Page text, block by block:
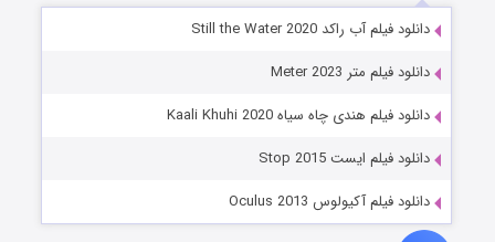
دانلود فیلم آب راکد Still the Water 2020
دانلود فیلم متر Meter 2023
دانلود فیلم هندی چاه سیاه Kaali Khuhi 2020
دانلود فیلم ایست Stop 2015
دانلود فیلم آکیولوس Oculus 2013